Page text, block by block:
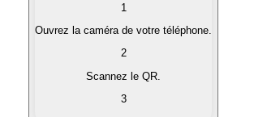
cryptomonnaies qui vous intéressent
vos cryptomonnaies en monnaie
1
Ouvrez la caméra de votre téléphone.
2
Scannez le QR.
3